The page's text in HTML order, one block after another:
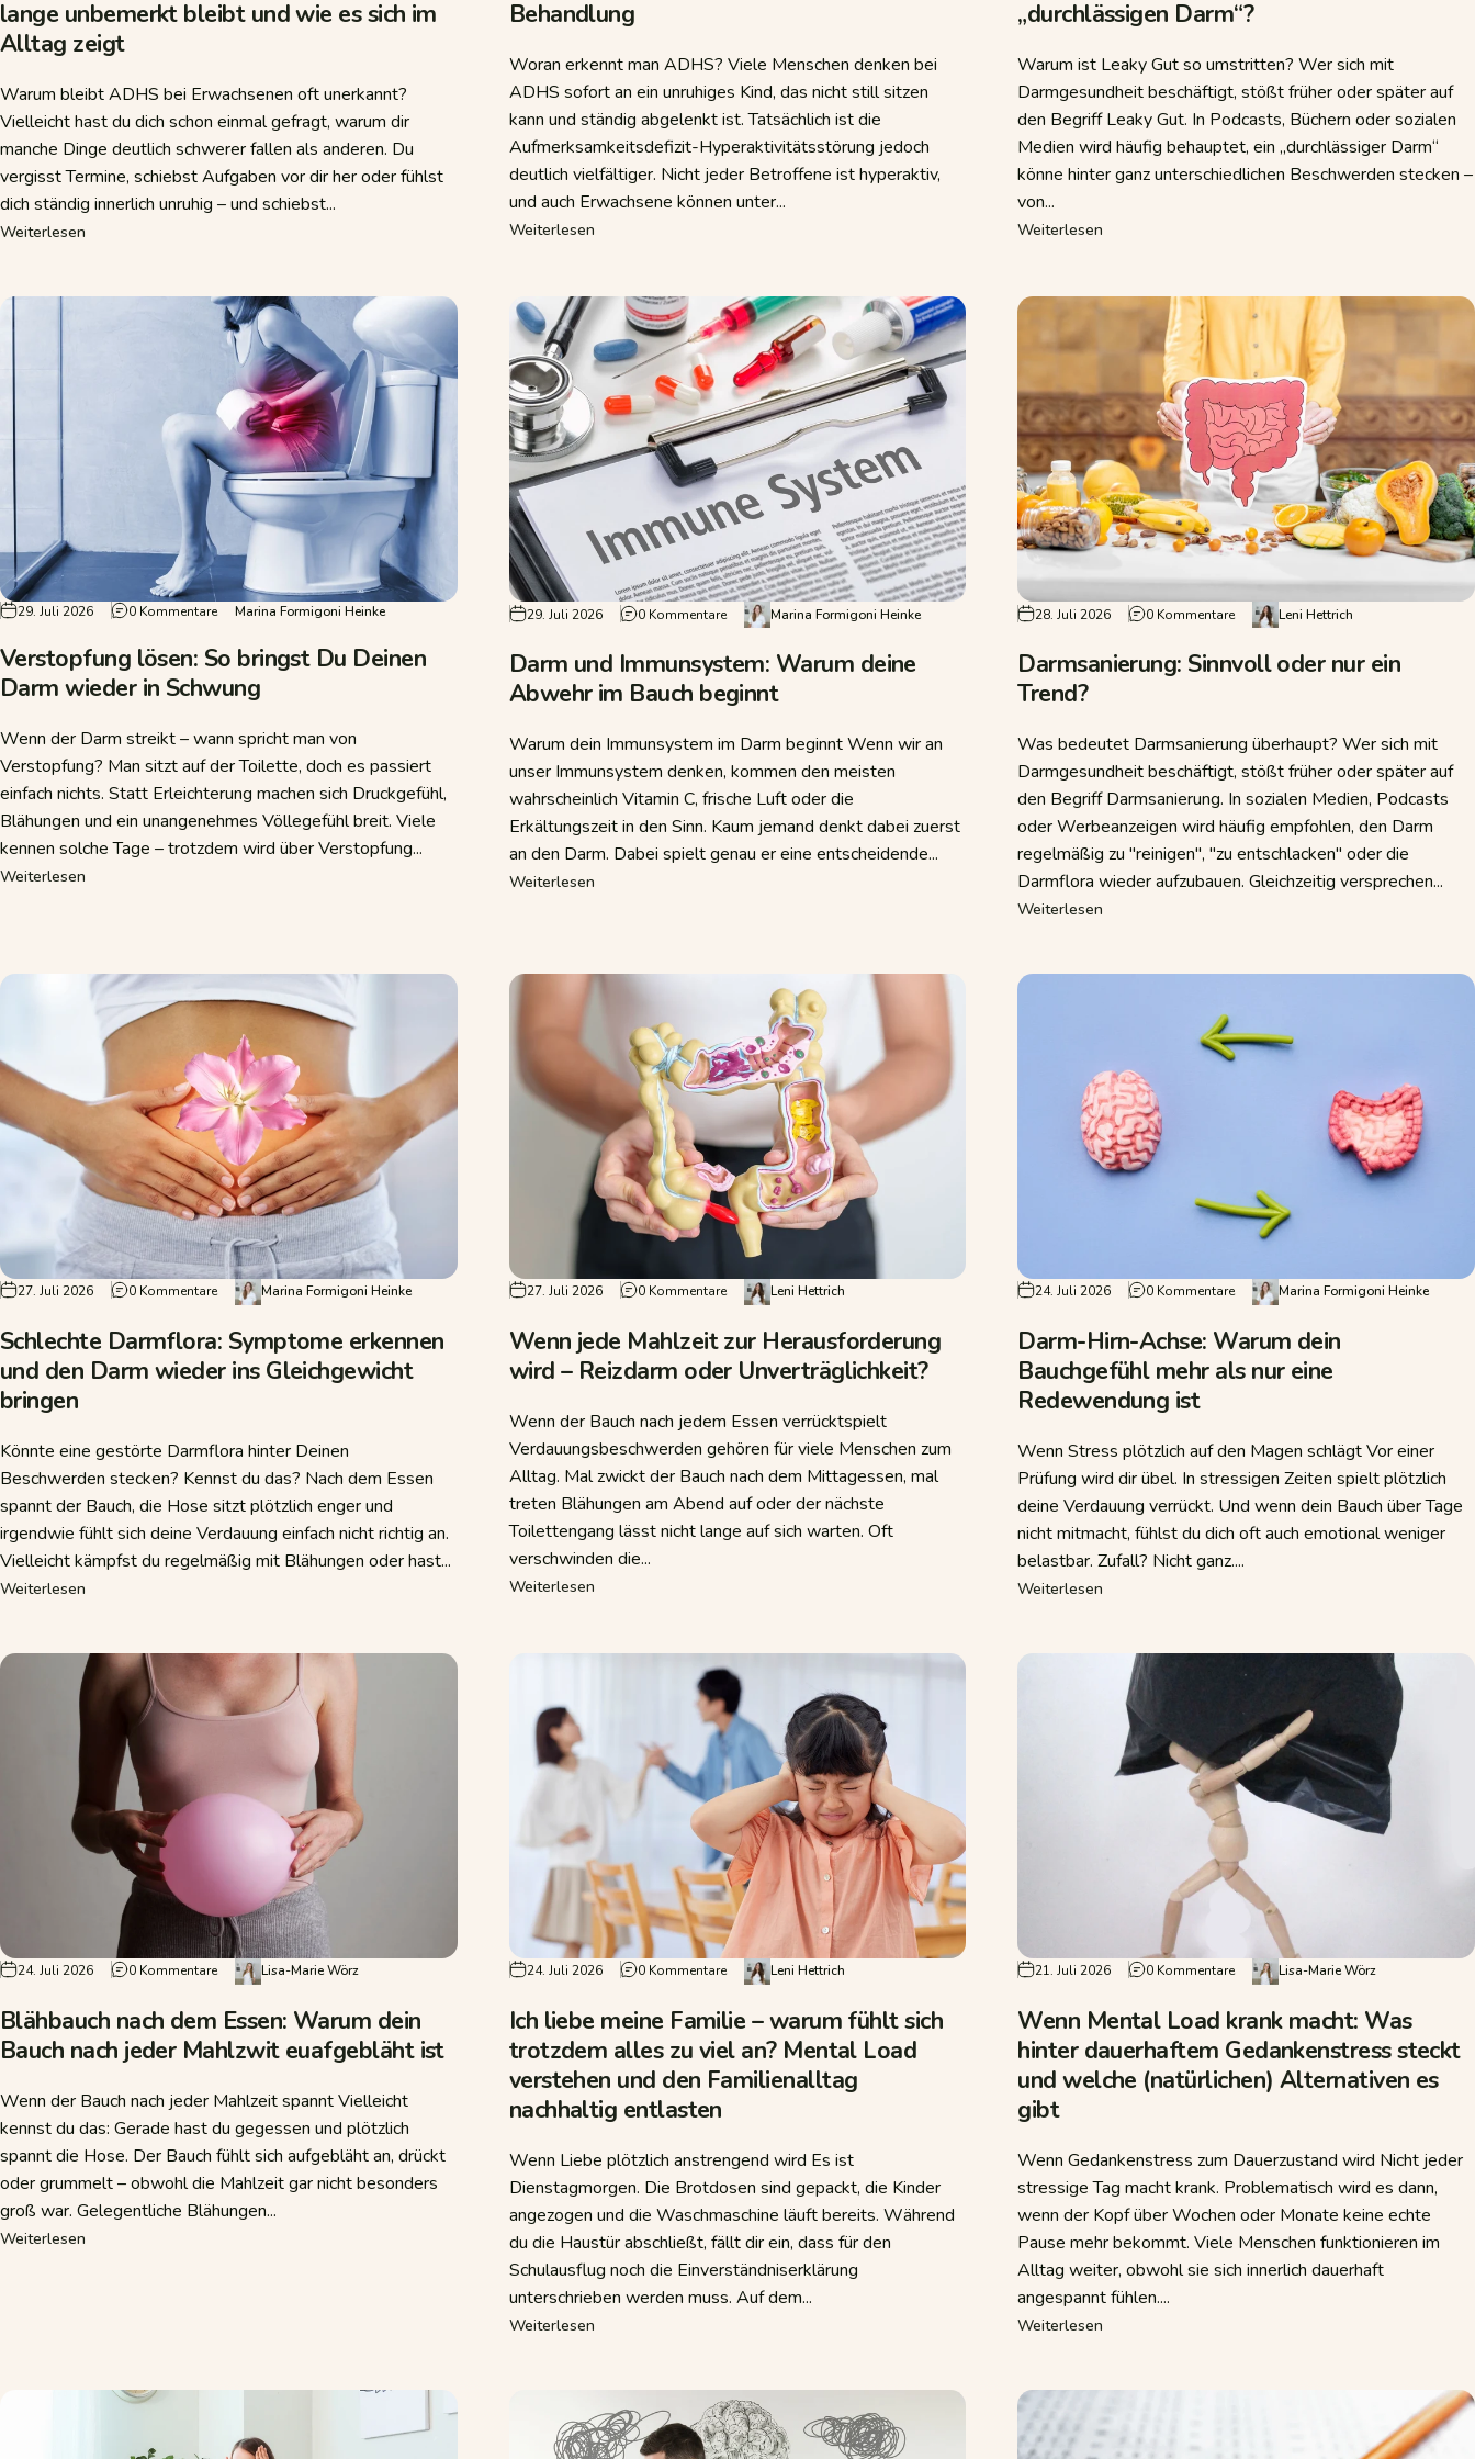
lange unbemerkt bleibt und wie es sich im
Alltag zeigt
Warum bleibt ADHS bei Erwachsenen oft unerkannt?
Vielleicht hast du dich schon einmal gefragt, warum dir
manche Dinge deutlich schwerer fallen als anderen. Du
vergisst Termine, schiebst Aufgaben vor dir her oder fühlst
dich ständig innerlich unruhig – und schiebst...
Weiterlesen über Warum ADHS bei Erwachsenen oft so lange unbemerkt bleibt und wie es sich im Alltag zeigt
Behandlung
Woran erkennt man ADHS? Viele Menschen denken bei
ADHS sofort an ein unruhiges Kind, das nicht still sitzen
kann und ständig abgelenkt ist. Tatsächlich ist die
Aufmerksamkeitsdefizit-Hyperaktivitätsstörung jedoch
deutlich vielfältiger. Nicht jeder Betroffene ist hyperaktiv,
und auch Erwachsene können unter...
Weiterlesenüber Was ist ADHS? Ursachen, Symptome und Behandlung
„durchlässigen Darm“?
Warum ist Leaky Gut so umstritten? Wer sich mit
Darmgesundheit beschäftigt, stößt früher oder später auf
den Begriff Leaky Gut. In Podcasts, Büchern oder sozialen
Medien wird häufig behauptet, ein „durchlässiger Darm“
könne hinter ganz unterschiedlichen Beschwerden stecken –
von...
Weiterlesen
29. Juli 2026 0 Kommentarezu Verstopfung lösen: So bringst Du Deinen Darm wieder in Schwung
Marina Formigoni Heinke
Verstopfung lösen: So bringst Du Deinen
Darm wieder in Schwung
Wenn der Darm streikt – wann spricht man von
Verstopfung? Man sitzt auf der Toilette, doch es passiert
einfach nichts. Statt Erleichterung machen sich Druckgefühl,
Blähungen und ein unangenehmes Völlegefühl breit. Viele
kennen solche Tage – trotzdem wird über Verstopfung...
Weiterlesen über Verstopfung lösen: So bringst Du Deinen Darm wieder in Schwung
29. Juli 2026 0 Kommentarezu Darm und Immunsystem: Warum deine Abwehr im Bauch beginnt
Marina Formigoni Heinke
Darm und Immunsystem: Warum deine
Abwehr im Bauch beginnt
Warum dein Immunsystem im Darm beginnt Wenn wir an
unser Immunsystem denken, kommen den meisten
wahrscheinlich Vitamin C, frische Luft oder die
Erkältungszeit in den Sinn. Kaum jemand denkt dabei zuerst
an den Darm. Dabei spielt genau er eine entscheidende...
Weiterlesenüber Darm und Immunsystem: Warum deine Abwehr im Bauch beginnt
28. Juli 2026 0 Kommentarezu Darmsanierung: Sinnvoll oder nur
Leni Hettrich
Darmsanierung: Sinnvoll oder nur ein
Trend?
Was bedeutet Darmsanierung überhaupt? Wer sich mit
Darmgesundheit beschäftigt, stößt früher oder später auf
den Begriff Darmsanierung. In sozialen Medien, Podcasts
oder Werbeanzeigen wird häufig empfohlen, den Darm
regelmäßig zu "reinigen", "zu entschlacken" oder die
Darmflora wieder aufzubauen. Gleichzeitig versprechen...
Weiterlesen
27. Juli 2026 0 Kommentarezu Schlechte Darmflora: Symptome erkennen und den Darm wieder ins Gleichgewicht bringen
Marina Formigoni Heinke
Schlechte Darmflora: Symptome erkennen
und den Darm wieder ins Gleichgewicht
bringen
Könnte eine gestörte Darmflora hinter Deinen
Beschwerden stecken? Kennst du das? Nach dem Essen
spannt der Bauch, die Hose sitzt plötzlich enger und
irgendwie fühlt sich deine Verdauung einfach nicht richtig an.
Vielleicht kämpfst du regelmäßig mit Blähungen oder hast...
Weiterlesen über Schlechte Darmflora: Symptome erkennen und den Darm wieder ins Gleichgewicht bringen
27. Juli 2026 0 Kommentarezu Wenn jede Mahlzeit zur Herausforderung wird – Reizdarm oder Unverträglichkeit?
Leni Hettrich
Wenn jede Mahlzeit zur Herausforderung
wird – Reizdarm oder Unverträglichkeit?
Wenn der Bauch nach jedem Essen verrücktspielt
Verdauungsbeschwerden gehören für viele Menschen zum
Alltag. Mal zwickt der Bauch nach dem Mittagessen, mal
treten Blähungen am Abend auf oder der nächste
Toilettengang lässt nicht lange auf sich warten. Oft
verschwinden die...
Weiterlesenüber Wenn jede Mahlzeit zur Herausforderung wird – Reizdarm oder Unverträglichkeit?
24. Juli 2026 0 Kommentarezu Darm-Hirn-Achse: Warum dein
Marina Formigoni Heinke
Darm-Hirn-Achse: Warum dein
Bauchgefühl mehr als nur eine
Redewendung ist
Wenn Stress plötzlich auf den Magen schlägt Vor einer
Prüfung wird dir übel. In stressigen Zeiten spielt plötzlich
deine Verdauung verrückt. Und wenn dein Bauch über Tage
nicht mitmacht, fühlst du dich oft auch emotional weniger
belastbar. Zufall? Nicht ganz....
Weiterlesen
24. Juli 2026 0 Kommentarezu Blähbauch nach dem Essen: Warum dein Bauch nach jeder Mahlzwit euafgebläht ist
Lisa-Marie Wörz
Blähbauch nach dem Essen: Warum dein
Bauch nach jeder Mahlzwit euafgebläht ist
Wenn der Bauch nach jeder Mahlzeit spannt Vielleicht
kennst du das: Gerade hast du gegessen und plötzlich
spannt die Hose. Der Bauch fühlt sich aufgebläht an, drückt
oder grummelt – obwohl die Mahlzeit gar nicht besonders
groß war. Gelegentliche Blähungen...
Weiterlesen über Blähbauch nach dem Essen: Warum dein Bauch nach jeder Mahlzwit euafgebläht ist
24. Juli 2026 0 Kommentarezu Ich liebe meine Familie – warum fühlt sich trotzdem alles zu viel an? Mental Load verstehen und den Familienalltag
Leni Hettrich
Ich liebe meine Familie – warum fühlt sich
trotzdem alles zu viel an? Mental Load
verstehen und den Familienalltag
nachhaltig entlasten
Wenn Liebe plötzlich anstrengend wird Es ist
Dienstagmorgen. Die Brotdosen sind gepackt, die Kinder
angezogen und die Waschmaschine läuft bereits. Während
du die Haustür abschließt, fällt dir ein, dass für den
Schulausflug noch die Einverständniserklärung
unterschrieben werden muss. Auf dem...
Weiterlesenüber Ich liebe meine Familie – warum fühlt sich trotzdem alles zu viel an? Mental Load verstehen und den Familienalltag
21. Juli 2026 0 Kommentarezu Wenn Mental Load krank macht:
Lisa-Marie Wörz
Wenn Mental Load krank macht: Was
hinter dauerhaftem Gedankenstress steckt
und welche (natürlichen) Alternativen es
gibt
Wenn Gedankenstress zum Dauerzustand wird Nicht jeder
stressige Tag macht krank. Problematisch wird es dann,
wenn der Kopf über Wochen oder Monate keine echte
Pause mehr bekommt. Viele Menschen funktionieren im
Alltag weiter, obwohl sie sich innerlich dauerhaft
angespannt fühlen....
Weiterlesen